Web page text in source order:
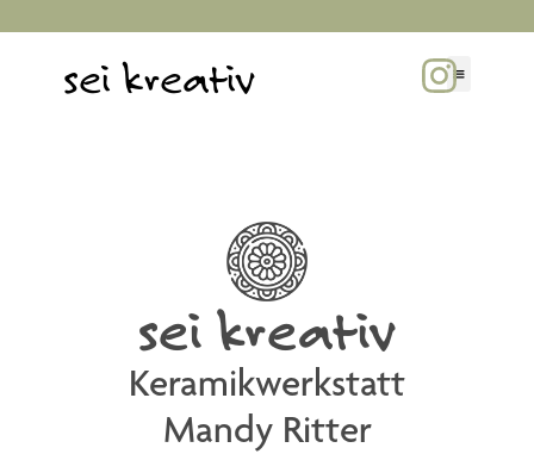
sei kreativ
sei kreativ
Keramikwerkstatt
Mandy Ritter